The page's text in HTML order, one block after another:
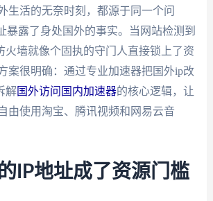
活的无奈时刻，都源于同一个问
暴露了身处国外的事实。当网站检测到
火墙就像个固执的守门人直接锁上了资
案很明确：通过专业加速器把国外ip改
解国外访问国内加速器的核心逻辑，让
由使用淘宝、腾讯视频和网易云音
IP地址成了资源门槛